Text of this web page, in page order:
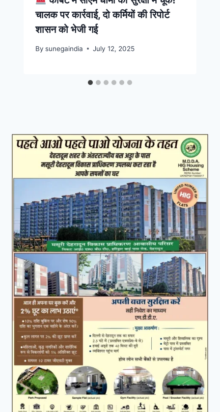
चालक पर कार्रवाई, दो कर्मियों की रिपोर्ट
शासन को भेजी गई
By sunegaindia July 12, 2025